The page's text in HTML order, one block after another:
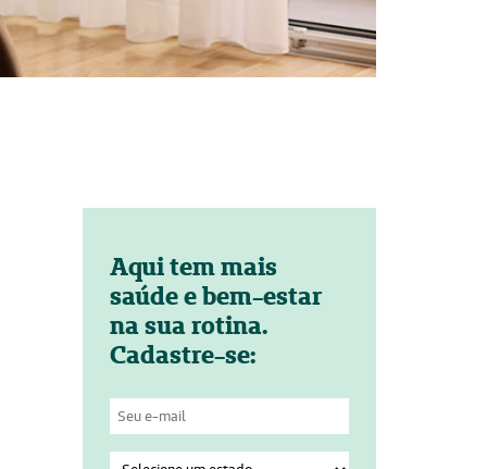
Aqui tem mais
saúde e bem-estar
na sua rotina.
Cadastre-se: